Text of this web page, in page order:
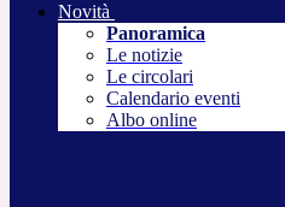
Novità
Panoramica
Le notizie
Le circolari
Calendario eventi
Albo online